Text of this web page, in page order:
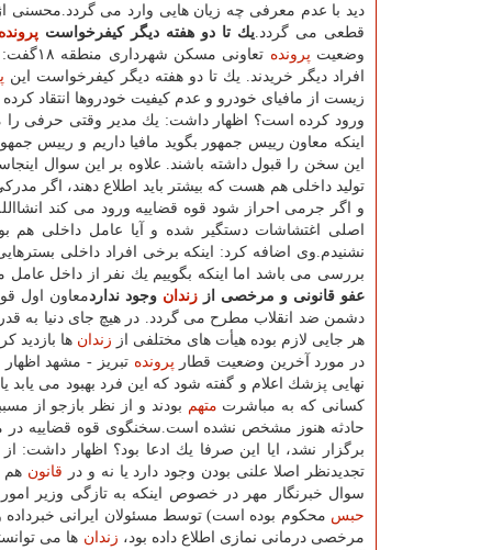
دید با عدم معرفی چه زیان هایی وارد می گردد.محسنی
قطعی می گردد.یك تا دو هفته دیگر كیفرخواست
وضعیت پرونده
افراد دیگر خریدند. یك تا دو هفته دیگر كیفرخواست این
زیست از مافیای خودرو و عدم كیفیت خودروها انتقاد
ورود كرده است؟ اظهار داشت: یك مدیر وقتی حرفی
اینكه معاون رییس جمهور بگوید مافیا داریم و رییس
این سخن را قبول داشته باشند. علاوه بر این سوال
تولید داخلی هم هست كه بیشتر باید اطلاع دهند، اگر
و اگر جرمی احراز شود قوه قضاییه ورود می كند
اصلی اغتشاشات دستگیر شده و آیا عامل داخلی هم
نشنیدم.وی اضافه كرد: اینكه برخی افراد داخلی
بررسی می باشد اما اینكه بگوییم یك نفر از داخل
عفو قانونی و مرخصی اززندان وجود نداردمعاون اول
دشمن ضد انقلاب مطرح می گردد. در هیچ جای دنیا به
هر جایی لازم بوده هیأت های مختلفی از زندان ها بازدید
در مورد آخرین وضعیت قطار پرونده تبریز - مشهد
نهایی پزشك اعلام و گفته شود كه این فرد بهبود می
كسانی كه به مباشرت متهم بودند و از نظر بازجو از
حادثه هنوز مشخص نشده است.سخنگوی قوه قضاییه در
برگزار نشد، ایا این صرفا یك ادعا بود؟ اظهار
تجدیدنظر اصلا علنی بودن وجود دارد یا نه و در قانون هم
سوال خبرنگار مهر در خصوص اینكه به تازگی وزیر امور
حبس محكوم بوده است) توسط مسئولان ایرانی خبرداده
مرخصی درمانی نمازی اطلاع داده بود، زندان ها می